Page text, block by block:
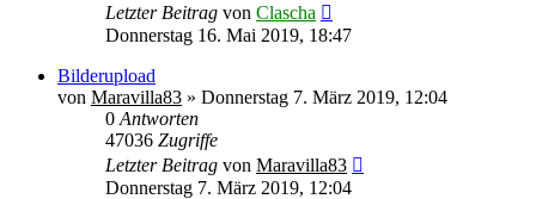
Letzter Beitrag von Clascha
Donnerstag 16. Mai 2019, 18:47
Bilderupload
von Maravilla83 » Donnerstag 7. März 2019, 12:04
0 Antworten
47036 Zugriffe
Letzter Beitrag von Maravilla83
Donnerstag 7. März 2019, 12:04